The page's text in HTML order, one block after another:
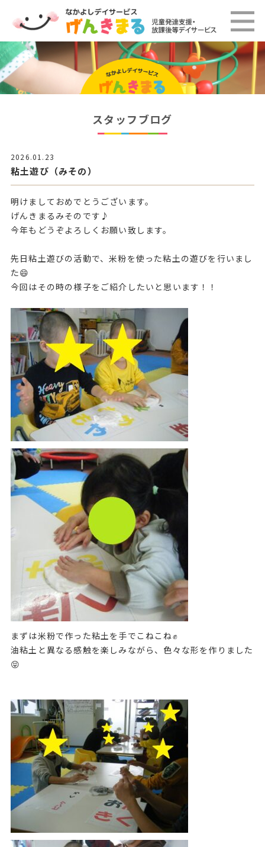
スタッフブログ
2026.01.23
粘土遊び（みその）
明けましておめでとうございます。
げんきまるみそのです♪
今年もどうぞよろしくお願い致します。
先日粘土遊びの活動で、米粉を使った粘土の遊びを行いまし
た😄
今回はその時の様子をご紹介したいと思います！！
まずは米粉で作った粘土を手でこねこね✊
油粘土と異なる感触を楽しみながら、色々な形を作りました
😝